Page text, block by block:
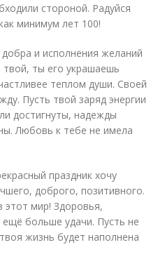
стороной. Радуйся
минимум лет 100!
и исполнения желаний
ты его украшаешь
теплом души. Своей
Пусть твой заряд энергии
достигнуты, надежды
Любовь к тебе не имела
праздник хочу
доброго, позитивного.
этот мир! Здоровья,
больше удачи. Пусть не
жизнь будет наполнена